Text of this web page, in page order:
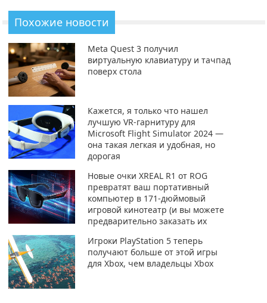
Похожие новости
Meta Quest 3 получил
виртуальную клавиатуру и тачпад
поверх стола
Кажется, я только что нашел
лучшую VR-гарнитуру для
Microsoft Flight Simulator 2024 —
она такая легкая и удобная, но
дорогая
Новые очки XREAL R1 от ROG
превратят ваш портативный
компьютер в 171-дюймовый
игровой кинотеатр (и вы можете
предварительно заказать их
Игроки PlayStation 5 теперь
получают больше от этой игры
для Xbox, чем владельцы Xbox